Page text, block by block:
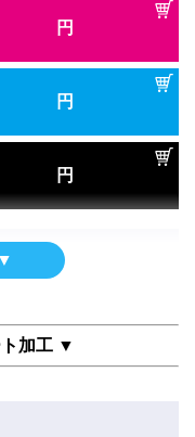
み
円
円
円
円
ミ
加工 ▼